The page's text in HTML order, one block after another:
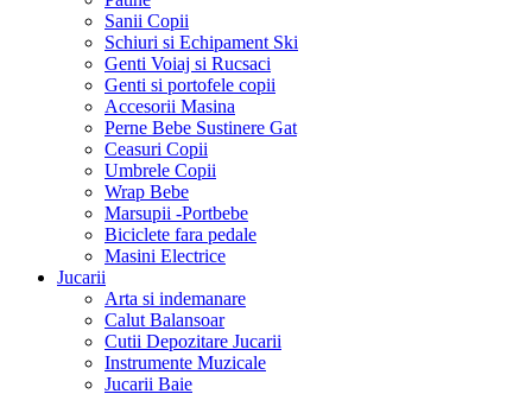
Sanii Copii
Schiuri si Echipament Ski
Genti Voiaj si Rucsaci
Genti si portofele copii
Accesorii Masina
Perne Bebe Sustinere Gat
Ceasuri Copii
Umbrele Copii
Wrap Bebe
Marsupii -Portbebe
Biciclete fara pedale
Masini Electrice
Jucarii
Arta si indemanare
Calut Balansoar
Cutii Depozitare Jucarii
Instrumente Muzicale
Jucarii Baie